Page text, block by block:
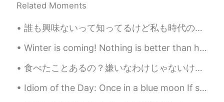
Related Moments
誰も興味ないって知ってるけど私も時代の波に乗りたいんよ許して🌝🏄‍♀️ About me ↓ • Name(名前) : Kiki • Age(年齢) : 20 • Where are yo...
Winter is coming! Nothing is better than hot bowl of soup.Today dinner is Chicken Corn 🌽 yam 🍠 ch...
食べたことあるの？嫌いなわけじゃないけど、半分しか食べられないほどすごいバター味がする。 🧊🧈🧈🧈😂🥴😂🧈🧈🧈🧊 Have you tried this? It’s not like I ha...
Idiom of the Day: Once in a blue moon If something happens “once in a blue moon,” it means that...